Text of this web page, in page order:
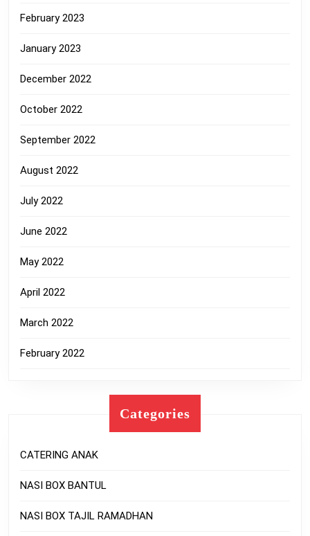
February 2023
January 2023
December 2022
October 2022
September 2022
August 2022
July 2022
June 2022
May 2022
April 2022
March 2022
February 2022
Categories
CATERING ANAK
NASI BOX BANTUL
NASI BOX TAJIL RAMADHAN